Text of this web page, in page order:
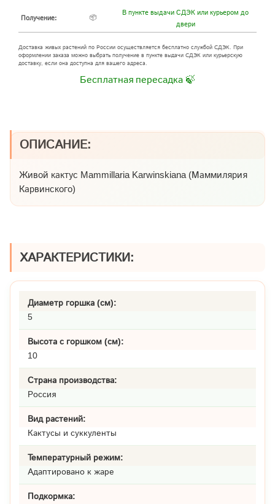
Получение: 📦
В пункте выдачи СДЭК или курьером до
двери
Доставка живых растений по России осуществляется бесплатно службой СДЭК. При
оформлении заказа можно выбрать получение в пункте выдачи СДЭК или курьерскую
доставку, если она доступна для вашего адреса.
Бесплатная пересадка 🍃
ОПИСАНИЕ:
Живой кактус Mammillaria Karwinskiana (Маммилярия
Карвинского)
ХАРАКТЕРИСТИКИ:
Диаметр горшка (см):
5
Высота с горшком (см):
10
Страна производства:
Россия
Вид растений:
Кактусы и суккуленты
Температурный режим:
Адаптировано к жаре
Подкормка: